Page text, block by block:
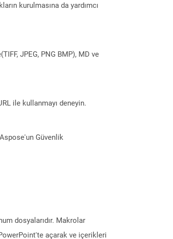
kurulmasına da yardımcı
JPEG, PNG BMP), MD ve
ile kullanmayı deneyin.
Güvenlik
dosyalarıdır. Makrolar
açarak ve içerikleri